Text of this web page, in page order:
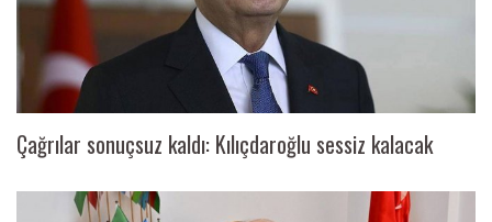
Çağrılar sonuçsuz kaldı: Kılıçdaroğlu sessiz kalacak